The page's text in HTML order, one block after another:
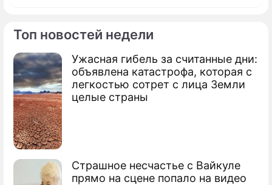
Топ новостей недели
Ужасная гибель за считанные дни:
объявлена катастрофа, которая с
легкостью сотрет с лица Земли
целые страны
Страшное несчастье с Вайкуле
прямо на сцене попало на видео
По теме
Саакашвили опечален защитой Украины
Психолог оценил нормальность
Саакашвили
Саакашвили обвинил Порошенко в
"договорняках"